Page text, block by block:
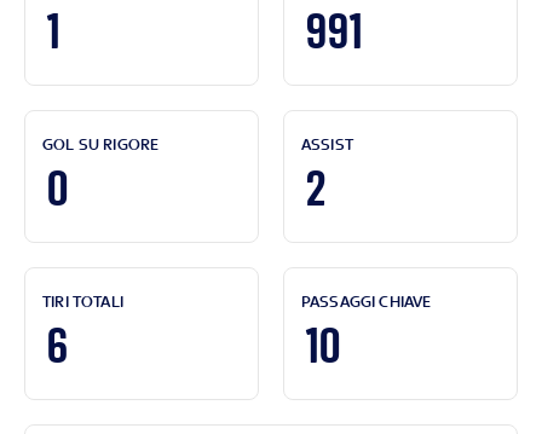
1 991
GOL SU RIGORE
0
ASSIST
2
TIRI TOTALI
6
PASSAGGI CHIAVE
10